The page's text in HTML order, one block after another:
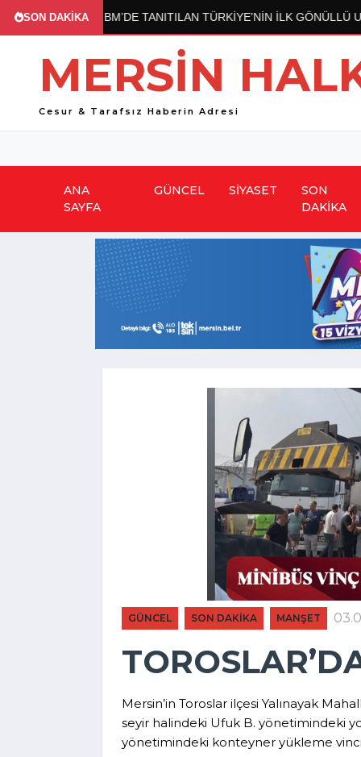
SON DAKİKA
TANITILAN TÜRKİYE’NİN İLK GÖNÜLLÜ ULUSALTI
MERSİN
Cesur & Tarafsız Haberin Adresi
ANA
SAYFA
GÜNCEL SİYASET
SON
DAKİKA
GÜNCEL SON DAKİKA MANŞET
Mersin’in Toroslar ilçesi Yalınayak
seyir halindeki Ufuk B. yönetimindeki
yönetimindeki konteyner yükleme vinci